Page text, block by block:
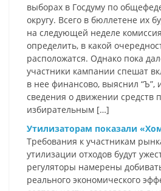
выборах в Госдуму по
округу. Всего в бюллетене их
на следующей неделе
определить, в какой
расположатся. Однако пока
участники кампании спешат
в нее финансово, выяснил “Ъ”,
сведения о движении средств
избирательным […]
Утилизаторам показали
Требования к участникам
утилизации отходов будут
регуляторы намерены
реального экономического